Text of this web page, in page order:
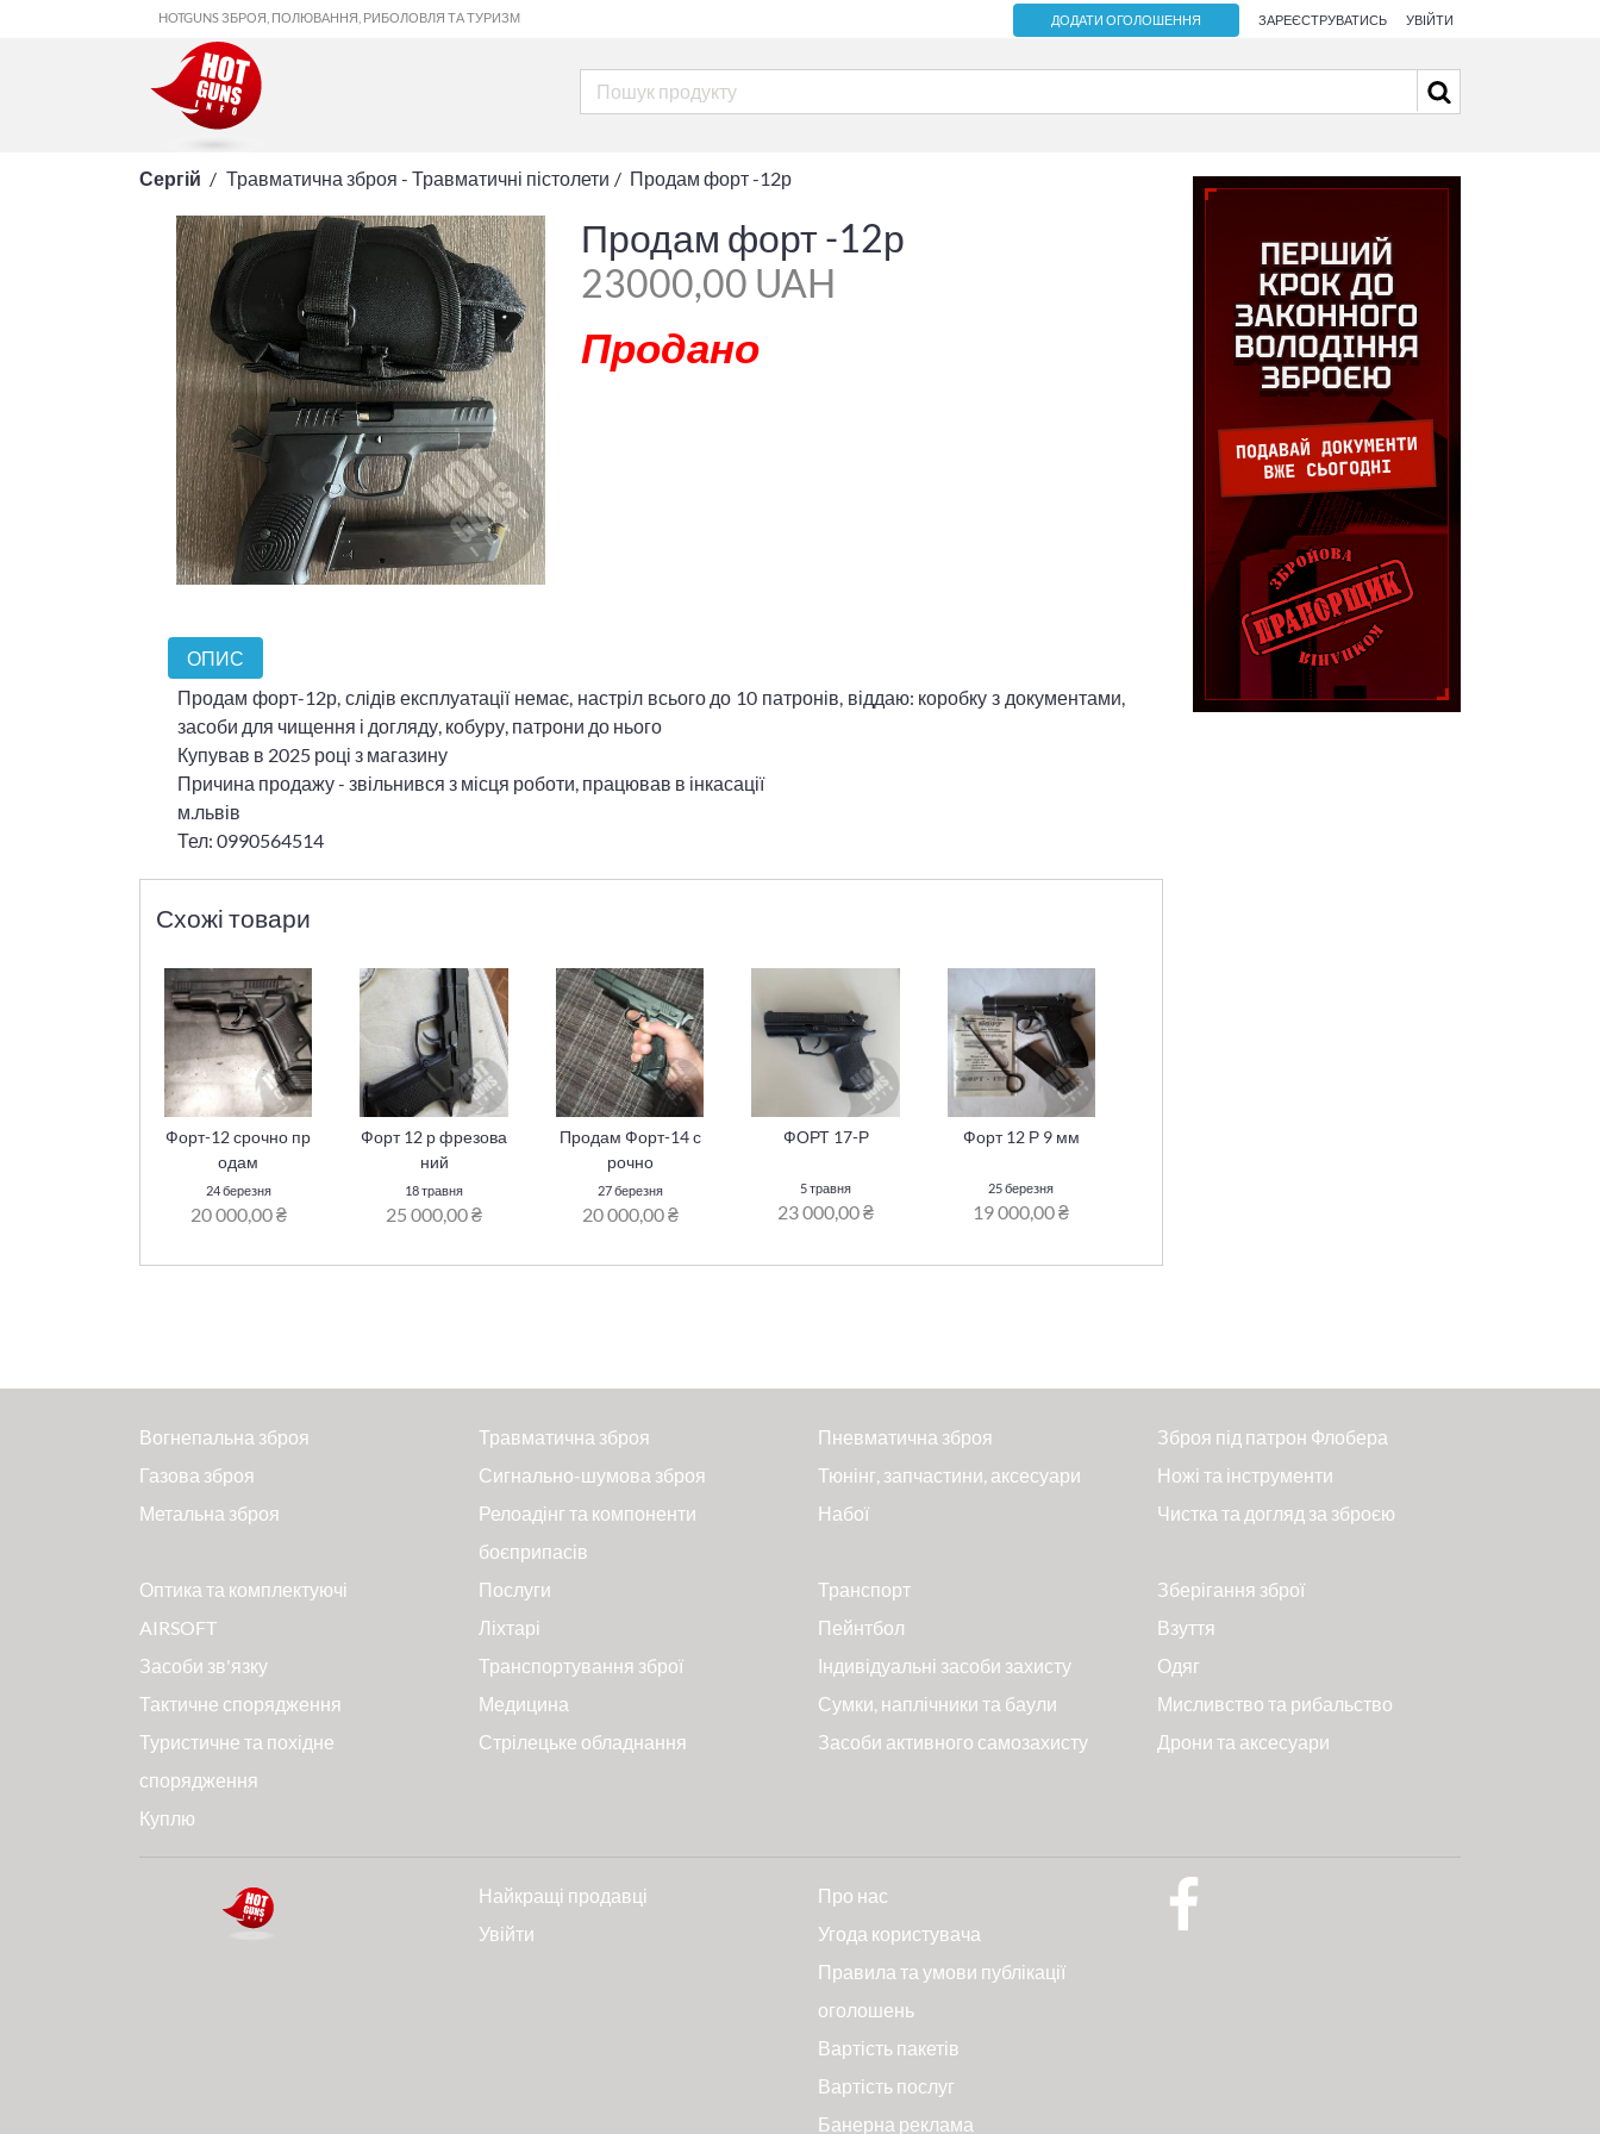
HOTGUNS ЗБРОЯ, ПОЛЮВАННЯ, РИБОЛОВЛЯ ТА ТУРИЗМ ДОДАТИ ОГОЛОШЕННЯ ЗАРЕЄСТРУВАТИСЬ УВІЙТИ
Сергій Травматична зброя - Травматичні пістолети Продам форт -12р
Продам форт -12р
23000,00 UAH
Продано
ОПИС
Продам форт-12р, слідів експлуатації немає, настріл всього до 10 патронів, віддаю: коробку з документами,
засоби для чищення і догляду, кобуру, патрони до нього
Купував в 2025 році з магазину
Причина продажу - звільнився з місця роботи, працював в інкасації
м.львів
Тел: 0990564514
Схожі товари
Форт-12 срочно пр
одам
24 березня
20 000,00 ₴
Форт 12 р фрезова
ний
18 травня
25 000,00 ₴
Продам Форт-14 с
рочно
27 березня
20 000,00 ₴
ФОРТ 17-Р
5 травня
23 000,00 ₴
Форт 12 Р 9 мм
25 березня
19 000,00 ₴
Вогнепальна зброя Травматична зброя Пневматична зброя
Зброя під патрон Флобера
Газова зброя
Сигнально-шумова зброя Тюнінг, запчастини, аксесуари
Ножі та інструменти
Метальна зброя
Релоадінг та компоненти
боєприпасів
Набої Чистка та догляд за зброєю
Оптика та комплектуючі Послуги Транспорт
Зберігання зброї
AIRSOFT
Ліхтарі Пейнтбол
Взуття
Засоби зв'язку
Транспортування зброї Індивідуальні засоби захисту
Одяг
Тактичне спорядження
Медицина Сумки, наплічники та баули
Мисливство та рибальство
Туристичне та похідне
спорядження
Стрілецьке обладнання Засоби активного самозахисту Дрони та аксесуари
Куплю
Найкращі продавці
Увійти
Про нас
Угода користувача
Правила та умови публікації
оголошень
Вартість пакетів
Вартість послуг
Банерна реклама